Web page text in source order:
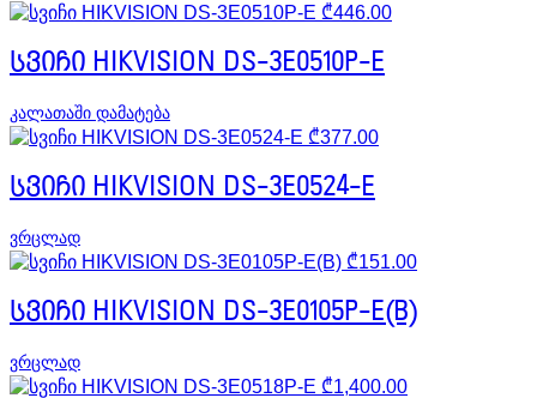
₾446.00
სვიჩი HIKVISION DS-3E0510P-E
კალათაში დამატება
₾377.00
სვიჩი HIKVISION DS-3E0524-E
ვრცლად
₾151.00
სვიჩი HIKVISION DS-3E0105P-E(B)
ვრცლად
₾1,400.00